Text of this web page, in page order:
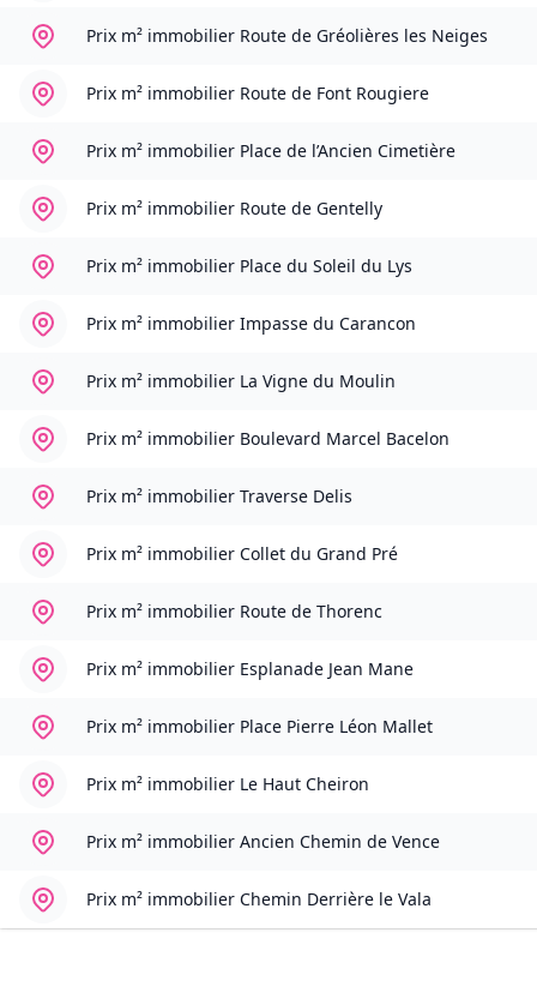
Prix m² immobilier Route de Gréolières les Neiges
Prix m² immobilier Route de Font Rougiere
Prix m² immobilier Place de l’Ancien Cimetière
Prix m² immobilier Route de Gentelly
Prix m² immobilier Place du Soleil du Lys
Prix m² immobilier Impasse du Carancon
Prix m² immobilier La Vigne du Moulin
Prix m² immobilier Boulevard Marcel Bacelon
Prix m² immobilier Traverse Delis
Prix m² immobilier Collet du Grand Pré
Prix m² immobilier Route de Thorenc
Prix m² immobilier Esplanade Jean Mane
Prix m² immobilier Place Pierre Léon Mallet
Prix m² immobilier Le Haut Cheiron
Prix m² immobilier Ancien Chemin de Vence
Prix m² immobilier Chemin Derrière le Vala